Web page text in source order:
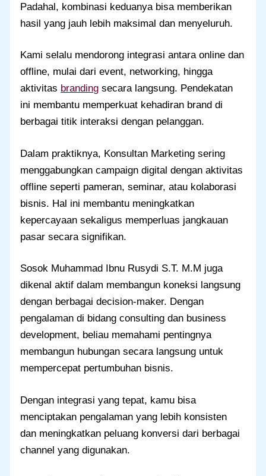
Padahal, kombinasi keduanya bisa memberikan
hasil yang jauh lebih maksimal dan menyeluruh.
Kami selalu mendorong integrasi antara online dan
offline, mulai dari event, networking, hingga
aktivitas branding secara langsung. Pendekatan
ini membantu memperkuat kehadiran brand di
berbagai titik interaksi dengan pelanggan.
Dalam praktiknya, Konsultan Marketing sering
menggabungkan campaign digital dengan aktivitas
offline seperti pameran, seminar, atau kolaborasi
bisnis. Hal ini membantu meningkatkan
kepercayaan sekaligus memperluas jangkauan
pasar secara signifikan.
Sosok Muhammad Ibnu Rusydi S.T. M.M juga
dikenal aktif dalam membangun koneksi langsung
dengan berbagai decision-maker. Dengan
pengalaman di bidang consulting dan business
development, beliau memahami pentingnya
membangun hubungan secara langsung untuk
mempercepat pertumbuhan bisnis.
Dengan integrasi yang tepat, kamu bisa
menciptakan pengalaman yang lebih konsisten
dan meningkatkan peluang konversi dari berbagai
channel yang digunakan.